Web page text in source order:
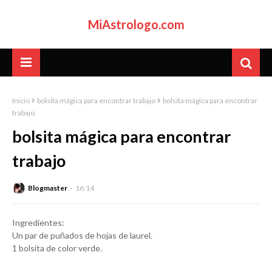
MiAstrologo.com
Inicio bolsita mágica para encontrar trabajo
bolsita mágica para encontrar
trabajo
bolsita mágica para encontrar
trabajo
Blogmaster 16:14
Ingredientes:
Un par de puñados de hojas de laurel.
1 bolsita de color verde.